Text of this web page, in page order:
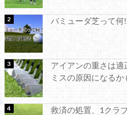
バミューダ芝って何
アイアンの重さは適
ミスの原因になるか
救済の処置、1クラ